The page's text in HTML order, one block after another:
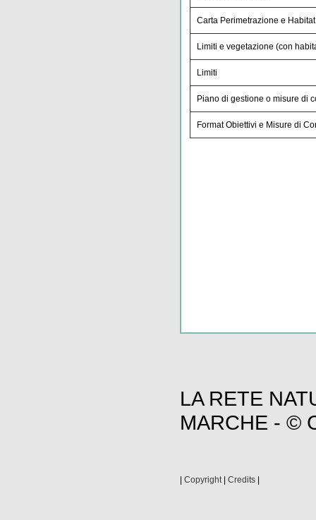
Carta Perimetrazione e Habitat
Limiti e vegetazione (con
Limiti
Piano di gestione o misure di
Format Obiettivi e Misure di
LA RETE
MARCHE - ©
Copyright| Credits